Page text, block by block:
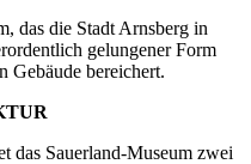
das die Stadt Arnsberg in
gelungener Form
Gebäude bereichert.
das Sauerland-Museum zwei